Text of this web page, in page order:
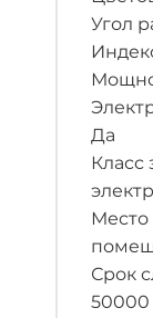
Угол
Да
Место
Срок
50000